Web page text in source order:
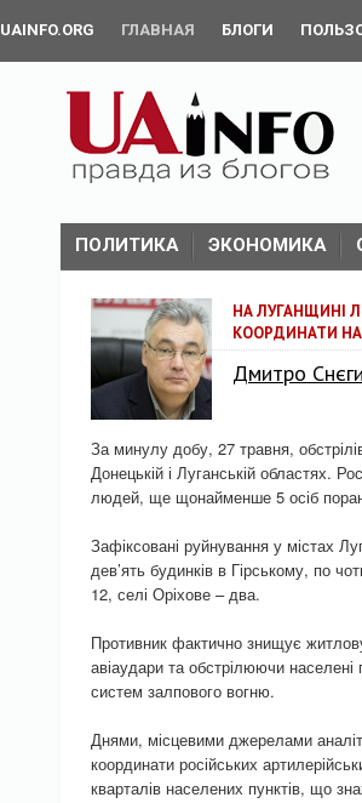
UAINFO.ORG ГЛАВНАЯ БЛОГИ
ПОЛИТИКА ЭКОНОМИКА
НА ЛУГАНЩИНІ
КООРДИНАТИ
Дмитро
За минулу добу, 27 травня,
Донецькій і Луганській областях.
людей, ще щонайменше 5 осіб
Зафіксовані руйнування у містах
дев’ять будинків в Гірському, по
12, селі Оріхове – два.
Противник фактично знищує
авіаудари та обстрілюючи населені
систем залпового вогню.
Днями, місцевими джерелами
координати російських
кварталів населених пунктів, що